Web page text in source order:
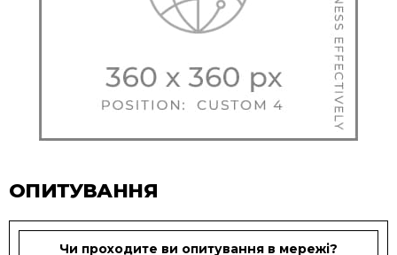
ОПИТУВАННЯ
Чи проходите ви опитування в мережі?